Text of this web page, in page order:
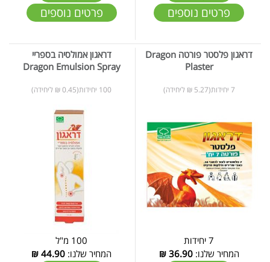
פרטים נוספים פרטים נוספים
דראגון פלסטר פורטה Dragon
Plaster
7 יחידות(5.27 ₪ ליחידה)
7 יחידות
המחיר שלנו:36.90
₪
דראגון אמולסיה בספריי
Dragon Emulsion Spray
100 יחידות(0.45 ₪ ליחידה)
100 מ"ל
המחיר שלנו: 44.90
₪